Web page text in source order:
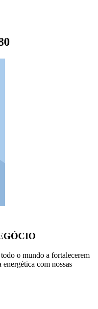
o mundo a fortalecerem
com nossas